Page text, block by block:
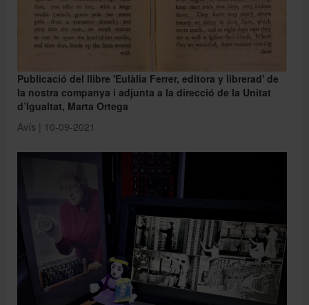
Publicació del llibre 'Eulàlia Ferrer, editora y librerad' de
la nostra companya i adjunta a la direcció de la Unitat
d’Igualtat, Marta Ortega
Avís | 10-09-2021